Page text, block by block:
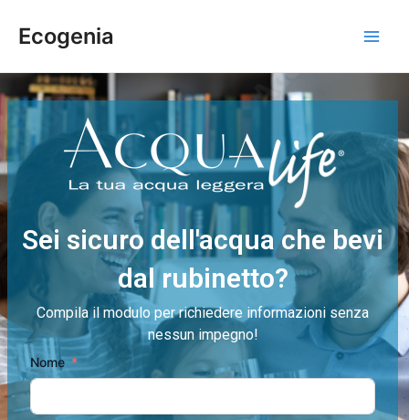
contenuto
Ecogenia
Sei sicuro dell'acqua che bevi
dal rubinetto?
Compila il modulo per richiedere informazioni senza
nessun impegno!
Nome